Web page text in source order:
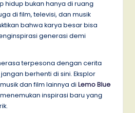
hidup bukan hanya di ruang
di film, televisi, dan musik
bahwa karya besar bisa
generasi demi
terpesona dengan cerita
berhenti di sini. Eksplor
dan film lainnya di Lemo Blue
inspirasi baru yang